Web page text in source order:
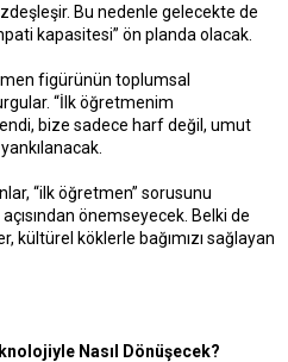
Bu nedenle gelecekte de
kapasitesi” ön planda olacak.
figürünün toplumsal
“İlk öğretmenim
bize sadece harf değil, umut
“ilk öğretmen” sorusunu
önemseyecek. Belki de
kültürel köklerle bağımızı sağlayan
Nasıl Dönüşecek?